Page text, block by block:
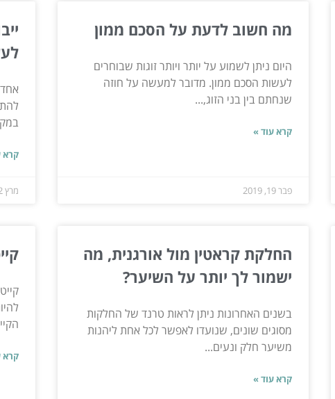
מה חשוב לדעת על הסכם ממון
היום ניתן לשמוע על יותר ויותר זוגות שבוחרים
לעשות הסכם ממון. מדובר למעשה על חוזה
שנחתם בין בני הזוג,...
קרא עוד »
פבר 19, 2019
קרא
מרץ 02, 2020
החלקת קראטין מול אורגנית, מה
ישמור לך יותר על השיער?
בשנים האחרונות ניתן לראות טרנד של החלקות
מסוגים שונים, שנועדו לאפשר לכל אחת ליהנות
משיער חלק ונעים...
קרא עוד »
קרא